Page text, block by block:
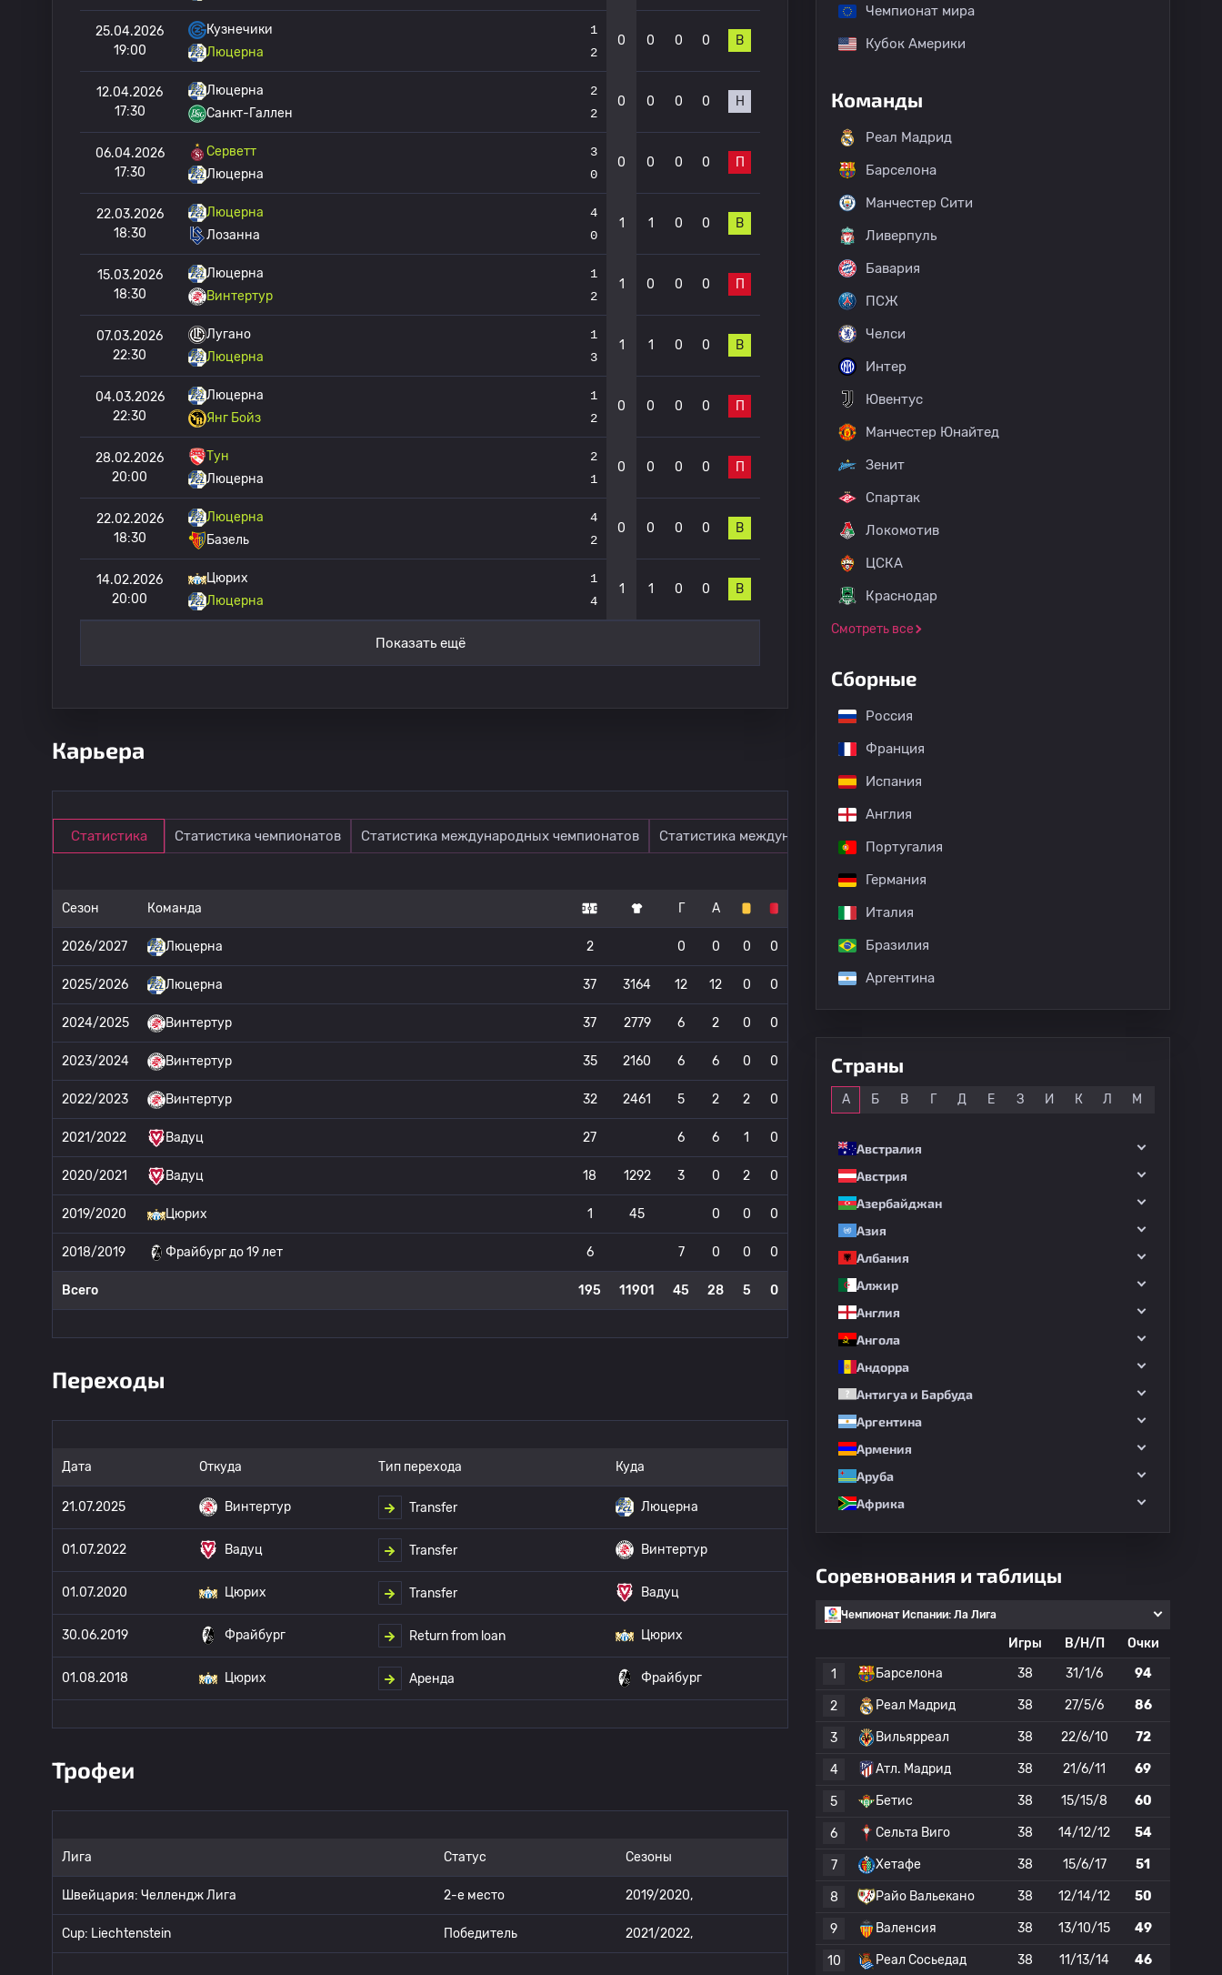
25.04.2026
19:00
Кузнечики
Люцерна
1
2
0 0 0 0 В
12.04.2026
17:30
Люцерна
Санкт-Галлен
2
2
0 0 0 0 Н
06.04.2026
17:30
Серветт
Люцерна
3
0
0 0 0 0 П
22.03.2026
18:30
Люцерна
Лозанна
4
0
1 1 0 0 В
15.03.2026
18:30
Люцерна
Винтертур
1
2
1 0 0 0 П
07.03.2026
22:30
Лугано
Люцерна
1
3
1 1 0 0 В
04.03.2026
22:30
Люцерна
Янг Бойз
1
2
0 0 0 0 П
28.02.2026
20:00
Тун
Люцерна
2
1
0 0 0 0 П
22.02.2026
18:30
Люцерна
Базель
4
2
0 0 0 0 В
14.02.2026
20:00
Цюрих
Люцерна
1
4
1 1 0 0 В
Показать ещё
Карьера
Статистика Статистика чемпионатов Статистика международных чемпионатов Статистика международных матчей
Сезон Команда Г А
2026/2027 Люцерна 2 0 0 0 0
2025/2026 Люцерна 37 3164 12 12 0 0
2024/2025 Винтертур 37 2779 6 2 0 0
2023/2024 Винтертур 35 2160 6 6 0 0
2022/2023 Винтертур 32 2461 5 2 2 0
2021/2022 Вадуц 27 6 6 1 0
2020/2021 Вадуц 18 1292 3 0 2 0
2019/2020 Цюрих 1 45 0 0 0
2018/2019 Фрайбург до 19 лет 6 7 0 0 0
Всего 195 11901 45 28 5 0
Переходы
Дата Откуда Тип перехода Куда
21.07.2025 Винтертур Transfer Люцерна
01.07.2022 Вадуц Transfer Винтертур
01.07.2020 Цюрих Transfer Вадуц
30.06.2019 Фрайбург Return from loan Цюрих
01.08.2018 Цюрих Аренда Фрайбург
Трофеи
Лига Статус Сезоны
Швейцария: Челлендж Лига 2-е место 2019/2020,
Cup: Liechtenstein Победитель 2021/2022,
Чемпионат мира
Кубок Америки
Команды
Реал Мадрид
Барселона
Манчестер Сити
Ливерпуль
Бавария
ПСЖ
Челси
Интер
Ювентус
Манчестер Юнайтед
Зенит
Спартак
Локомотив
ЦСКА
Краснодар
Смотреть все
Сборные
Россия
Франция
Испания
Англия
Португалия
Германия
Италия
Бразилия
Аргентина
Страны
А Б В Г Д Е З И К Л М
Австралия
Австрия
Азербайджан
Азия
Албания
Алжир
Англия
Ангола
Андорра
Антигуа и Барбуда
Аргентина
Армения
Аруба
Африка
Соревнования и таблицы
Чемпионат Испании: Ла Лига
Игры В/Н/П
Очки
1
Барселона 38 31/1/6 94
2 Реал Мадрид 38 27/5/6 86
3 Вильярреал 38 22/6/10 72
4 Атл. Мадрид 38 21/6/11 69
5 Бетис 38 15/15/8 60
6 Сельта Виго 38 14/12/12 54
7 Хетафе 38 15/6/17 51
8 Райо Вальекано 38 12/14/12 50
9 Валенсия 38 13/10/15 49
10 Реал Сосьедад 38 11/13/14 46